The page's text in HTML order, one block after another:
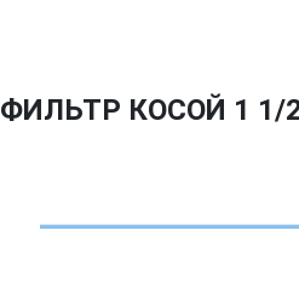
ФИЛЬТР КОСОЙ 1 1/